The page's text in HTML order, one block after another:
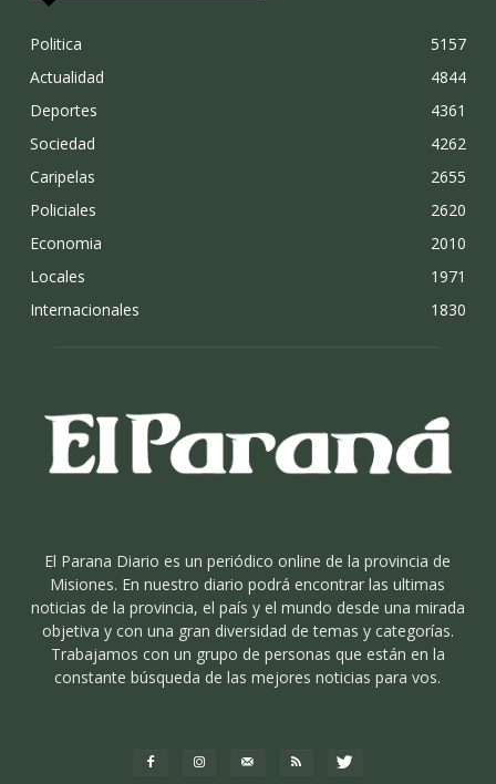
Politica
5157
Actualidad
4844
Deportes
4361
Sociedad
4262
Caripelas
2655
Policiales
2620
Economia
2010
Locales
1971
Internacionales
1830
El Parana Diario es un periódico online de la provincia de
Misiones. En nuestro diario podrá encontrar las ultimas
noticias de la provincia, el país y el mundo desde una mirada
objetiva y con una gran diversidad de temas y categorías.
Trabajamos con un grupo de personas que están en la
constante búsqueda de las mejores noticias para vos.